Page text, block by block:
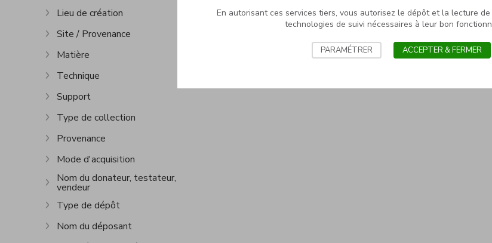
Afficher plus
Lieu de création
Afficher plus
Site / Provenance
Afficher plus
Matière
Afficher plus
Technique
Afficher plus
Support
Afficher plus
Type de collection
Afficher plus
Provenance
Afficher plus
Mode d'acquisition
Afficher plus
Nom du donateur, testateur,
vendeur
Afficher plus
Type de dépôt
Afficher plus
Nom du déposant
En autorisant ces services tiers, vous autorisez le dépôt et la lecture
technologies de suivi nécessaires à leur bon
PARAMÉTRER ACCEPTER & FERMER